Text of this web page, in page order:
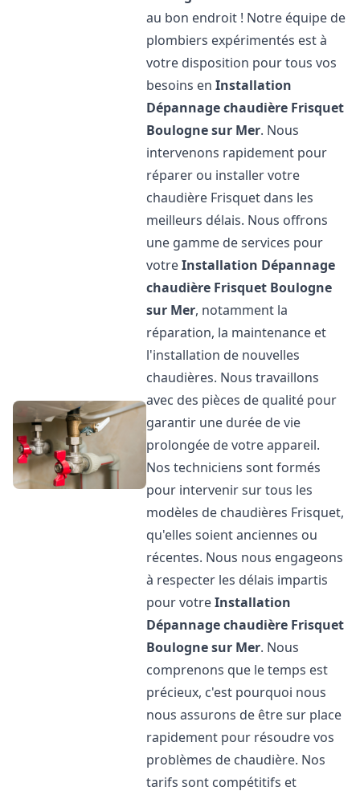
au bon endroit ! Notre équipe de
plombiers expérimentés est à
votre disposition pour tous vos
besoins enInstallation
Dépannage chaudière Frisquet
Boulogne sur Mer. Nous
intervenons rapidement pour
réparer ou installer votre
chaudière Frisquet dans les
meilleurs délais. Nous offrons
une gamme de services pour
votreInstallation Dépannage
chaudière Frisquet Boulogne
sur Mer, notamment la
réparation, la maintenance et
l'installation de nouvelles
chaudières. Nous travaillons
avec des pièces de qualité pour
garantir une durée de vie
prolongée de votre appareil.
Nos techniciens sont formés
pour intervenir sur tous les
modèles de chaudières Frisquet,
qu'elles soient anciennes ou
récentes. Nous nous engageons
à respecter les délais impartis
pour votreInstallation
Dépannage chaudière Frisquet
Boulogne sur Mer. Nous
comprenons que le temps est
précieux, c'est pourquoi nous
nous assurons de être sur place
rapidement pour résoudre vos
problèmes de chaudière. Nos
tarifs sont compétitifs et